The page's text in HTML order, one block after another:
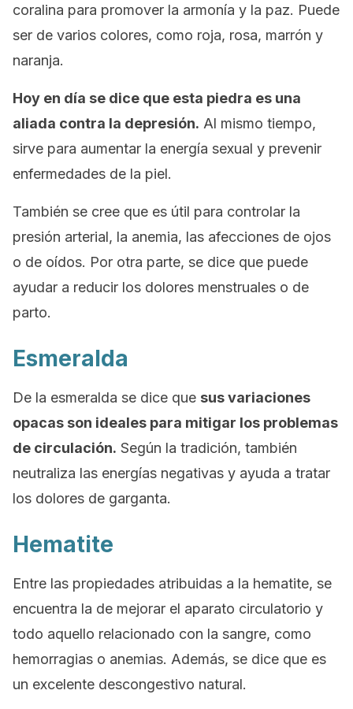
coralina para promover la armonía y la paz. Puede
ser de varios colores, como roja, rosa, marrón y
naranja.
Hoy en día se dice que esta piedra es una
aliada contra la depresión. Al mismo tiempo,
sirve para aumentar la energía sexual y prevenir
enfermedades de la piel.
También se cree que es útil para controlar la
presión arterial, la anemia, las afecciones de ojos
o de oídos. Por otra parte, se dice que puede
ayudar a reducir los dolores menstruales o de
parto.
Esmeralda
De la esmeralda se dice que sus variaciones
opacas son ideales para mitigar los problemas
de circulación. Según la tradición, también
neutraliza las energías negativas y ayuda a tratar
los dolores de garganta.
Hematite
Entre las propiedades atribuidas a la hematite, se
encuentra la de mejorar el aparato circulatorio y
todo aquello relacionado con la sangre, como
hemorragias o anemias. Además, se dice que es
un excelente descongestivo natural.